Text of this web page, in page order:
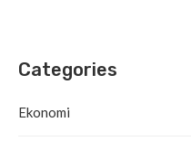
Categories
Ekonomi